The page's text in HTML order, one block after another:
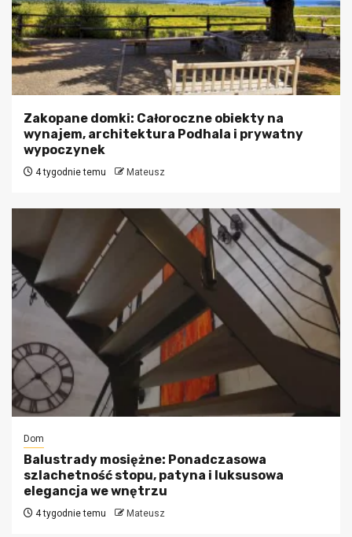
Zakopane domki: Całoroczne obiekty na
wynajem, architektura Podhala i prywatny
wypoczynek
4 tygodnie temu Mateusz
Dom
Balustrady mosiężne: Ponadczasowa
szlachetność stopu, patyna i luksusowa
elegancja we wnętrzu
4 tygodnie temu Mateusz